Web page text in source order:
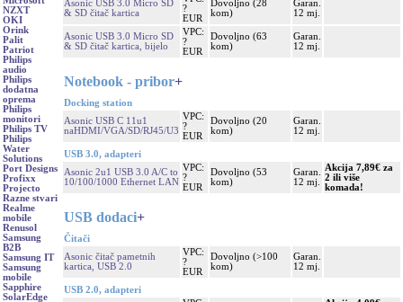
NZXT
OKI
Orink
Palit
Patriot
Philips
audio
Philips
dodatna
oprema
Philips
monitori
Philips TV
Philips
Water
Solutions
Port Designs
Profixx
Projecto
Razne stvari
Realme
mobile
Renusol
Samsung
B2B
Samsung IT
Samsung
mobile
Sapphire
SolarEdge
Asonic USB 3.0 Micro SD
& SD čitač kartica
?
EUR
Dovoljno (28
kom)
Garan.
12 mj.
Asonic USB 3.0 Micro SD
& SD čitač kartica, bijelo
VPC:
?
EUR
Dovoljno (63
kom)
Garan.
12 mj.
Notebook - pribor+
Docking station
Asonic USB C 11u1
naHDMI/VGA/SD/RJ45/U3
VPC:
?
EUR
Dovoljno (20
kom)
Garan.
12 mj.
USB 3.0, adapteri
Asonic 2u1 USB 3.0 A/C to
10/100/1000 Ethernet LAN
VPC:
?
EUR
Dovoljno (53
kom)
Garan.
12 mj.
Akcija 7,89€ za
2 ili više
komada!
USB dodaci+
Čitači
Asonic čitač pametnih
kartica, USB 2.0
VPC:
?
EUR
Dovoljno (>100
kom)
Garan.
12 mj.
USB 2.0, adapteri